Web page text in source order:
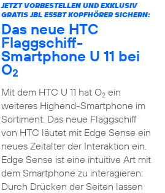
JETZT VORBESTELLEN UND EXKLUSIV
GRATIS JBL E55BT KOPFHÖRER SICHERN:
Das neue HTC
Flaggschiff-
Smartphone U 11 bei
O2
Mit dem HTC U 11 hat O2ein
weiteres Highend-Smartphone im
Sortiment. Das neue Flaggschiff
von HTC läutet mit Edge Sense ein
neues Zeitalter der Interaktion ein.
Edge Sense ist eine intuitive Art mit
dem Smartphone zu interagieren:
Durch Drücken der Seiten lassen